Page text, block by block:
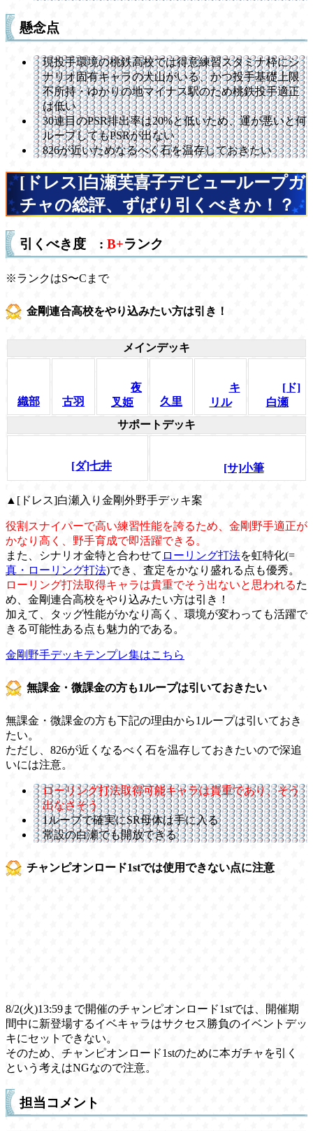
懸念点
現投手環境の桃鉄高校では得意練習スタミナ枠にシ
ナリオ固有キャラの犬山がいる、かつ投手基礎上限
不所持・ゆかりの地マイナス駅のため桃鉄投手適正
は低い
30連目のPSR排出率は20%と低いため、運が悪いと何
ループしてもPSRが出ない
826が近いためなるべく石を温存しておきたい
[ドレス]白瀬芙喜子デビューループガ
チャの総評、ずばり引くべきか！？
引くべき度 : B+ランク
※ランクはS〜Cまで
金剛連合高校をやり込みたい方は引き！
メインデッキ
織部 古羽
夜
叉姫
久里
キ
リル
[ド]
白瀬
サポートデッキ
[ダ]七井 [サ]小筆
▲[ドレス]白瀬入り金剛外野手デッキ案
役割スナイパーで高い練習性能を誇るため、金剛野手適正が
かなり高く、野手育成で即活躍できる。
また、シナリオ金特と合わせて ローリング打法を虹特化(=
真・ローリング打法)でき、査定をかなり盛れる点も優秀。
ローリング打法取得キャラは貴重でそう出ないと思われるた
め、金剛連合高校をやり込みたい方は引き！
加えて、タッグ性能がかなり高く、環境が変わっても活躍で
きる可能性ある点も魅力的である。
金剛野手デッキテンプレ集はこちら
無課金・微課金の方も1ループは引いておきたい
無課金・微課金の方も下記の理由から1ループは引いておき
たい。
ただし、826が近くなるべく石を温存しておきたいので深追
いには注意。
ローリング打法取得可能キャラは貴重であり、そう
出なさそう
1ループで確実にSR母体は手に入る
常設の白瀬でも開放できる
チャンピオンロード1stでは使用できない点に注意
8/2(火)13:59まで開催のチャンピオンロード1stでは、開催期
間中に新登場するイベキャラはサクセス勝負のイベントデッ
キにセットできない。
そのため、チャンピオンロード1stのために本ガチャを引く
という考えはNGなので注意。
担当コメント